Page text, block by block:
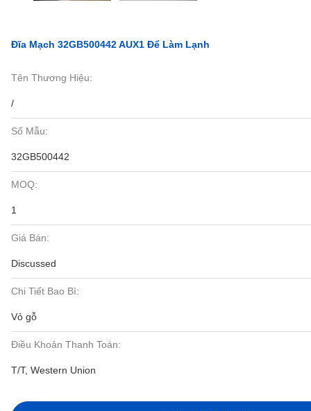
Đĩa Mạch 32GB500442 AUX1 Để Làm Lạnh
Tên Thương Hiệu:
/
Số Mẫu:
32GB500442
MOQ:
1
Giá Bán:
Discussed
Chi Tiết Bao Bì:
Vỏ gỗ
Điều Khoản Thanh Toán:
T/T, Western Union